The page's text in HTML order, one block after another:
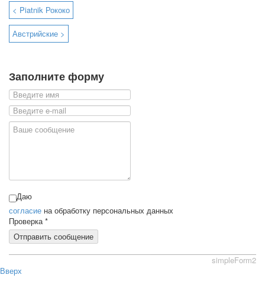
< Piatnik Рококо
Австрийские >
Заполните форму
Даю
согласие на обработку персональных данных
Проверка*
Отправить сообщение
simpleForm2
Вверх